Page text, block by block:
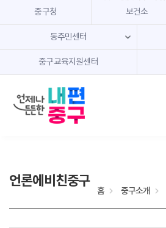
본문 내용 바로가기
주메뉴 바로가기
중구청 보건소
동주민센터
중구교육지원센터
언론에비친중구
홈 중구소개